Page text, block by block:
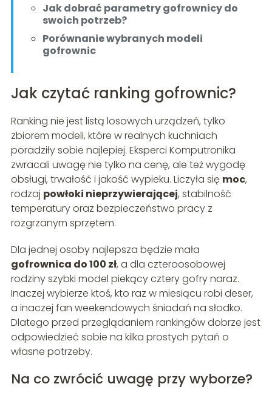
Jak dobrać parametry gofrownicy do
swoich potrzeb?
Porównanie wybranych modeli
gofrownic
Jak czytać ranking gofrownic?
Ranking nie jest listą losowych urządzeń, tylko
zbiorem modeli, które w realnych kuchniach
poradziły sobie najlepiej. Eksperci Komputronika
zwracali uwagę nie tylko na cenę, ale też wygodę
obsługi, trwałość i jakość wypieku. Liczyła się moc,
rodzaj powłoki nieprzywierającej, stabilność
temperatury oraz bezpieczeństwo pracy z
rozgrzanym sprzętem.
Dla jednej osoby najlepsza będzie mała
gofrownica do 100 zł, a dla czteroosobowej
rodziny szybki model piekący cztery gofry naraz.
Inaczej wybierze ktoś, kto raz w miesiącu robi deser,
a inaczej fan weekendowych śniadań na słodko.
Dlatego przed przeglądaniem rankingów dobrze jest
odpowiedzieć sobie na kilka prostych pytań o
własne potrzeby.
Na co zwrócić uwagę przy wyborze?